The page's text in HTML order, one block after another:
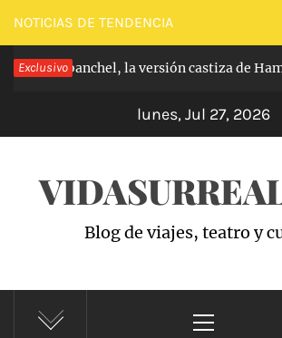
Saltar
al
contenido
NOTICIAS DE TENDENCIA
Exclusivo
de Carabanchel, la versión castiza de
lunes, Jul 27, 2026
Blog de viajes, teatro y
principal